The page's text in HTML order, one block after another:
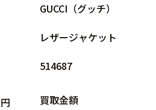
円
GUCCI（グッチ）
レザージャケット
514687
買取金額